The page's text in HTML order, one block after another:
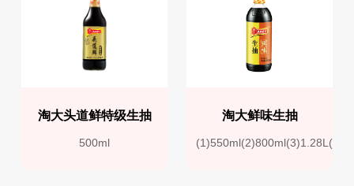
淘大头道鲜特级生抽
500ml
淘大鲜味生抽